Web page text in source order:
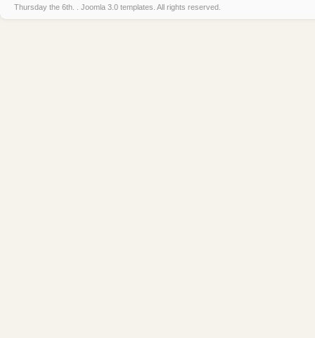
Thursday the 6th. . Joomla 3.0 templates . All rights reserved.